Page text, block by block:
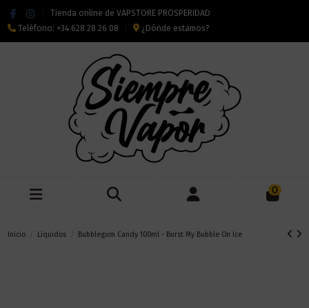
Tienda online de VAPSTORE PROSPERIDAD
Teléfono: +34 628 28 26 08 ¿Dónde estamos?
0
Inicio Líquidos Bubblegum Candy 100ml - Burst My Bubble On Ice